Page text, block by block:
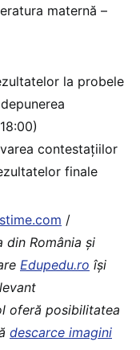
maternă –
la probele
contestațiilor
finale
/
din România şi
Edupedu.ro îşi
oferă posibilitatea
descarce imagini